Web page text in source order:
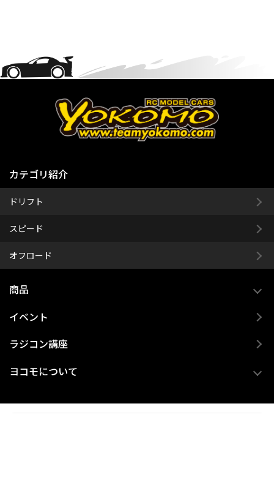
カテゴリ紹介
ドリフト
スピード
オフロード
商品
イベント
ラジコン講座
ヨコモについて